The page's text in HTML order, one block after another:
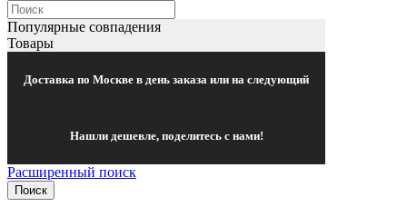
Популярные совпадения
Товары
Доставка по Москве в день заказа или на следующий
Нашли дешевле, поделитесь с нами!
Расширенный поиск
Поиск